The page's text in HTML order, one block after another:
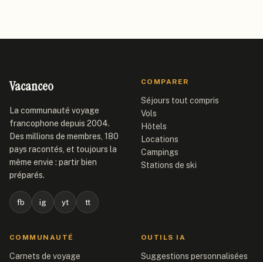
Vacanceo
La communauté voyage
francophone depuis 2004.
Des millions de membres, 180
pays racontés, et toujours la
même envie : partir bien
préparés.
fb ig yt tt
COMPARER
Séjours tout compris
Vols
Hôtels
Locations
Campings
Stations de ski
COMMUNAUTÉ
Carnets de voyage
OUTILS IA
Suggestions personnalisées